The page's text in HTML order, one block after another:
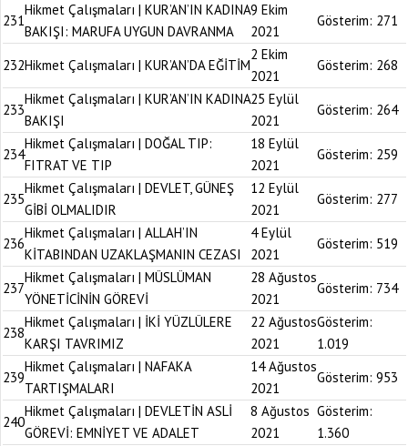
231
Hikmet Çalışmaları | KUR’AN’IN KADINA
BAKIŞI: MARUFA UYGUN DAVRANMA
9 Ekim
2021
Gösterim: 271
232Hikmet Çalışmaları | KUR’AN’DA EĞİTİM
2 Ekim
2021
Gösterim: 268
233
Hikmet Çalışmaları | KUR’AN’IN KADINA
BAKIŞI
25 Eylül
2021
Gösterim: 264
234
Hikmet Çalışmaları | DOĞAL TIP:
FITRAT VE TIP
18 Eylül
2021
Gösterim: 259
235
Hikmet Çalışmaları | DEVLET, GÜNEŞ
GİBİ OLMALIDIR
12 Eylül
2021
Gösterim: 277
236
Hikmet Çalışmaları | ALLAH’IN
KİTABINDAN UZAKLAŞMANIN CEZASI
4 Eylül
2021
Gösterim: 519
237
Hikmet Çalışmaları | MÜSLÜMAN
YÖNETİCİNİN GÖREVİ
28 Ağustos
2021
Gösterim: 734
238
Hikmet Çalışmaları | İKİ YÜZLÜLERE
KARŞI TAVRIMIZ
22 Ağustos
2021
Gösterim:
1.019
239
Hikmet Çalışmaları | NAFAKA
TARTIŞMALARI
14 Ağustos
2021
Gösterim: 953
240
Hikmet Çalışmaları | DEVLETİN ASLİ
GÖREVİ: EMNİYET VE ADALET
8 Ağustos
2021
Gösterim:
1.360